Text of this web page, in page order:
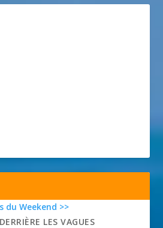
du Weekend >>
LES VAGUES